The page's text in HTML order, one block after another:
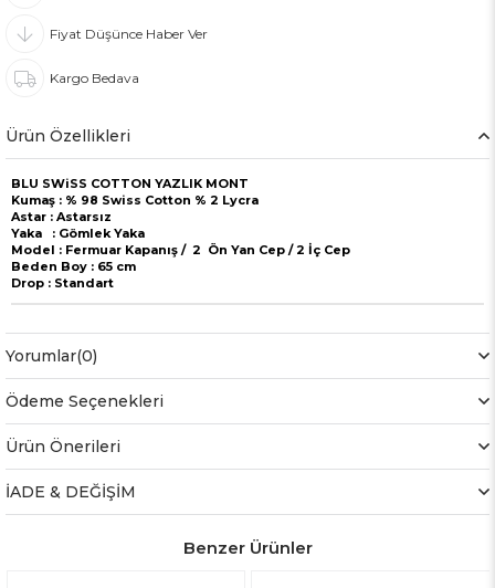
Fiyat Düşünce Haber Ver
Kargo Bedava
Ürün Özellikleri
BLU SWiSS COTTON YAZLIK MONT
Kumaş : % 98 Swiss Cotton % 2 Lycra
Astar : Astarsız
Yaka : Gömlek Yaka
Model : Fermuar Kapanış / 2 Ön Yan Cep / 2 İç Cep
Beden Boy : 65 cm
Drop : Standart
Yorumlar(0)
Ödeme Seçenekleri
Ürün Önerileri
İADE & DEĞİŞİM
Benzer Ürünler